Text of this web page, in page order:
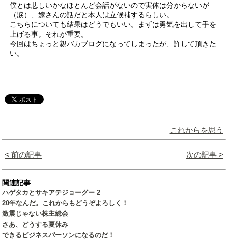
僕とは悲しいかなほとんど会話がないので実体は分からないが
（涙）、嫁さんの話だと本人は立候補するらしい。
こちらについても結果はどうでもいい。まずは勇気を出して手を
上げる事。それが重要。
今回はちょっと親バカブログになってしまったが、許して頂きた
い。
これからを思う
< 前の記事 次の記事 >
関連記事
ハゲタカとサキアテジョーグー 2
20年なんだ。これからもどうぞよろしく！
激震じゃない株主総会
さあ、どうする夏休み
できるビジネスパーソンになるのだ！